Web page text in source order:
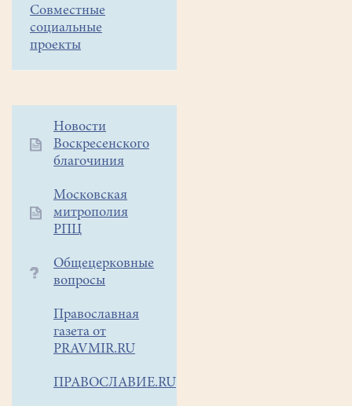
Совместные
социальные
проекты
Дополнительное
меню
Новости
Воскресенского
благочиния
Московская
митрополия
РПЦ
Общецерковные
вопросы
Православная
газета от
PRAVMIR.RU
ПРАВОСЛАВИЕ.RU